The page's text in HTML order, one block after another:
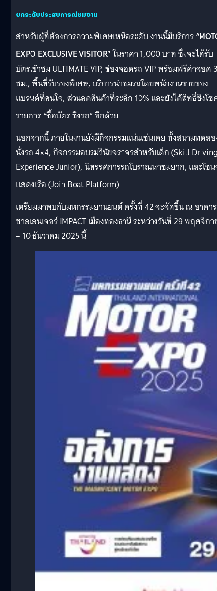
ยกระดับประสบการณ์ชมงาน
สำหรับผู้ที่ต้องการความพิเศษเหนือระดับ งานนี้มีบริการ
EXPO EXCLUSIVE VISITOR”ในราคา 1,000 บาทซึ่งจะได้รับ
บัตรเข้าชม ULTIMATE VIP, ช่องจอดรถ VIP พร้อมฟรีค่าจอด 3
ชม., พื้นที่รับรองพิเศษ, บริการนำชมรถโดยพนักงานขายของ
แบรนด์ที่สนใจ, ส่วนลดสินค้าที่ระลึก 10% และยังได้สิทธิ์ชิงโช
รายการ “ซื้อบัตร ชิงรถ” อีกด้วย
นอกจากนี้ ภายในงานยังมีกิจกรรมแน่นเช่นเคย ทั้งสนามทดล
นั่งรถ 4×4, กิจกรรมอบรมวินัยจราจรสำหรับเด็ก (Skill Driving
Experience Junior), นิทรรศการรถโบราณหาชมยาก, และโซ
แสดงเรือ (Join Boat Platform)
เตรียมมาพบกับมหกรรมยานยนต์ ครั้งที่ 42 จะจัดขึ้น ณ อาคาร
ชาลเลนเจอร์ IMPACT เมืองทองธานี ระหว่างวันที่ 29 พฤศจิก
– 10 ธันวาคม 2025 นี้